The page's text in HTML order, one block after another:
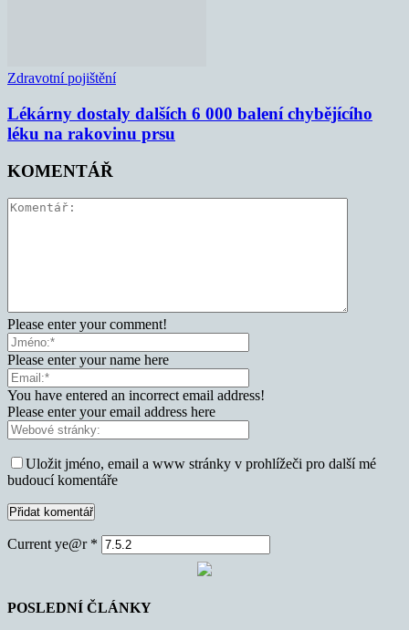
Zdravotní pojištění
Lékárny dostaly dalších 6 000 balení chybějícího
léku na rakovinu prsu
KOMENTÁŘ
Please enter your comment!
Please enter your name here
You have entered an incorrect email address!
Please enter your email address here
Uložit jméno, email a www stránky v prohlížeči pro další mé
budoucí komentáře
Current ye@r *
POSLEDNÍ ČLÁNKY